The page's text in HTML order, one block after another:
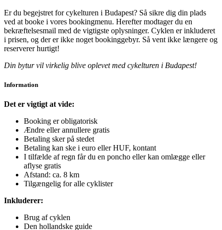
Er du begejstret for cykelturen i Budapest? Så sikre dig din plads
ved at booke i vores bookingmenu. Herefter modtager du en
bekræftelsesmail med de vigtigste oplysninger. Cyklen er inkluderet
i prisen, og der er ikke noget bookinggebyr. Så vent ikke længere og
reserverer hurtigt!
Din bytur vil virkelig blive oplevet med cykelturen i Budapest!
Information
Det er vigtigt at vide:
Booking er obligatorisk
Ændre eller annullere gratis
Betaling sker på stedet
Betaling kan ske i euro eller HUF, kontant
I tilfælde af regn får du en poncho eller kan omlægge eller
aflyse gratis
Afstand: ca. 8 km
Tilgængelig for alle cyklister
Inkluderer:
Brug af cyklen
Den hollandske guide